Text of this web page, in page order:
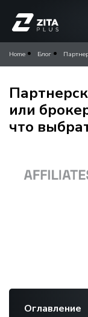
Home Блог
или
что
Оглавление